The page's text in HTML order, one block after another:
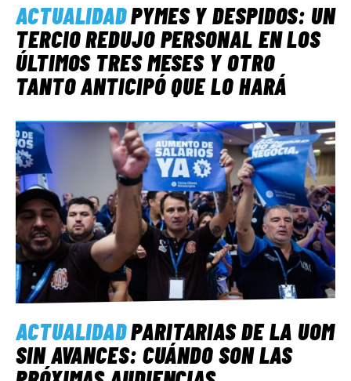
ACTUALIDADPYMES Y DESPIDOS: UN
TERCIO REDUJO PERSONAL EN LOS
ÚLTIMOS TRES MESES Y OTRO
TANTO ANTICIPÓ QUE LO HARÁ
ACTUALIDADPARITARIAS DE LA UOM
SIN AVANCES: CUÁNDO SON LAS